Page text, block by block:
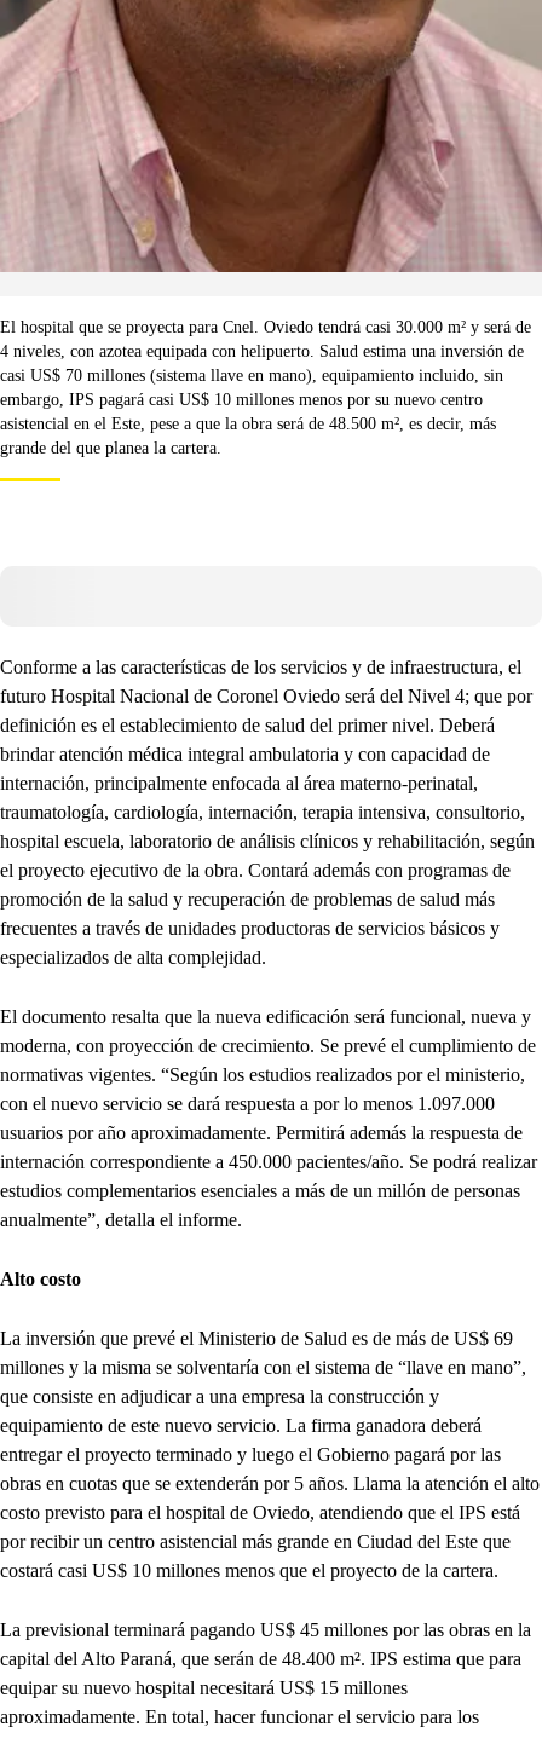
El hospital que se proyecta para Cnel. Oviedo tendrá casi 30.000 m² y será de
4 niveles, con azotea equipada con helipuerto. Salud estima una inversión de
casi US$ 70 millones (sistema llave en mano), equipamiento incluido, sin
embargo, IPS pagará casi US$ 10 millones menos por su nuevo centro
asistencial en el Este, pese a que la obra será de 48.500 m², es decir, más
grande del que planea la cartera.
Conforme a las características de los servicios y de infraestructura, el
futuro Hospital Nacional de Coronel Oviedo será del Nivel 4; que por
definición es el establecimiento de salud del primer nivel. Deberá
brindar atención médica integral ambulatoria y con capacidad de
internación, principalmente enfocada al área materno-perinatal,
traumatología, cardiología, internación, terapia intensiva, consultorio,
hospital escuela, laboratorio de análisis clínicos y rehabilitación, según
el proyecto ejecutivo de la obra. Contará además con programas de
promoción de la salud y recuperación de problemas de salud más
frecuentes a través de unidades productoras de servicios básicos y
especializados de alta complejidad.
El documento resalta que la nueva edificación será funcional, nueva y
moderna, con proyección de crecimiento. Se prevé el cumplimiento de
normativas vigentes. “Según los estudios realizados por el ministerio,
con el nuevo servicio se dará respuesta a por lo menos 1.097.000
usuarios por año aproximadamente. Permitirá además la respuesta de
internación correspondiente a 450.000 pacientes/año. Se podrá realizar
estudios complementarios esenciales a más de un millón de personas
anualmente”, detalla el informe.
Alto costo
La inversión que prevé el Ministerio de Salud es de más de US$ 69
millones y la misma se solventaría con el sistema de “llave en mano”,
que consiste en adjudicar a una empresa la construcción y
equipamiento de este nuevo servicio. La firma ganadora deberá
entregar el proyecto terminado y luego el Gobierno pagará por las
obras en cuotas que se extenderán por 5 años. Llama la atención el alto
costo previsto para el hospital de Oviedo, atendiendo que el IPS está
por recibir un centro asistencial más grande en Ciudad del Este que
costará casi US$ 10 millones menos que el proyecto de la cartera.
La previsional terminará pagando US$ 45 millones por las obras en la
capital del Alto Paraná, que serán de 48.400 m². IPS estima que para
equipar su nuevo hospital necesitará US$ 15 millones
aproximadamente. En total, hacer funcionar el servicio para los